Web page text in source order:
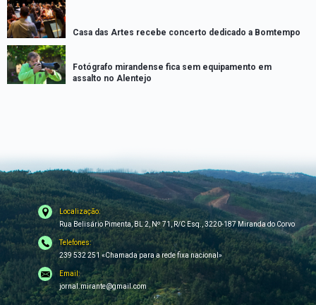
Casa das Artes recebe concerto dedicado a Bomtempo
Fotógrafo mirandense fica sem equipamento em
assalto no Alentejo
Localização:
Rua Belisário Pimenta, BL 2, Nº 71, R/C Esq., 3220-187 Miranda do Corvo
Telefones:
239 532 251 «Chamada para a rede fixa nacional»
Email:
jornal.mirante@gmail.com